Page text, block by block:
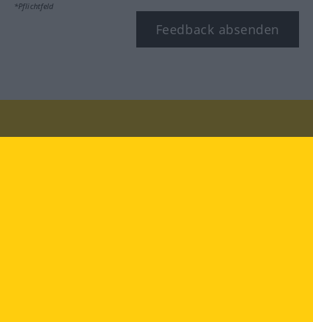
*Pflichtfeld
Feedback absenden
Besuchen Sie uns auf: